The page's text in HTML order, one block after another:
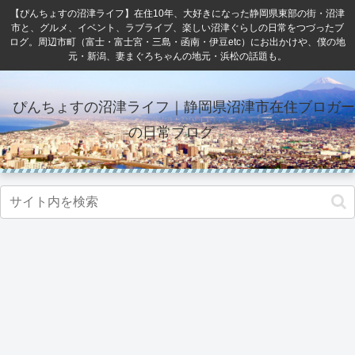
【ぴんちょすの沼津ライフ】在住10年、大好きになった静岡県東部の街・沼津
市と、グルメ、イベント、ラブライブ、楽しい沼津ぐらしの日常をつづったブ
ログ。周辺市町（富士・富士宮・三島・函南・伊豆etc）にお出かけや、僕の地
元・新潟、妻まぐろちゃんの地元・浜松の話題も。
ぴんちょすの沼津ライフ｜静岡県沼津市在住ブロガー
の日常ブログ